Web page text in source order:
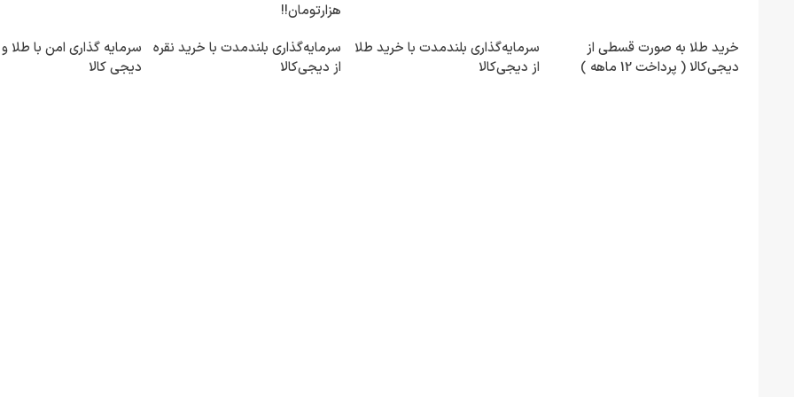
هزارتومان!!
خرید طلا به صورت قسطی از
دیجی‌کالا ( پرداخت 12 ماهه )
سرمایه‌گذاری بلندمدت با خرید طلا
از دیجی‌کالا
سرمایه‌گذاری بلندمدت با خرید نقره
از دیجی‌کالا
سرمایه گذاری امن با طلا
دیجی کالا